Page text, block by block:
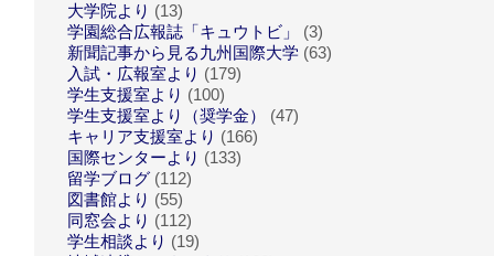
大学院より (13)
学園総合広報誌「キュウトビ」
(3)
新聞記事から見る九州国際大学 (63)
入試・広報室より (179)
学生支援室より (100)
学生支援室より（奨学金）
(47)
キャリア支援室より (166)
国際センターより (133)
留学ブログ (112)
図書館より (55)
同窓会より (112)
学生相談より (19)